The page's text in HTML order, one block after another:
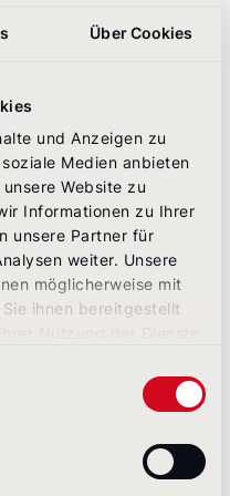
Über Cookies
und Anzeigen zu
Medien anbieten
Website zu
Informationen zu Ihrer
unsere Partner für
weiter. Unsere
möglicherweise mit
ihnen bereitgestellt
Group führt auf ihrer
sich umfangreich zum Thema